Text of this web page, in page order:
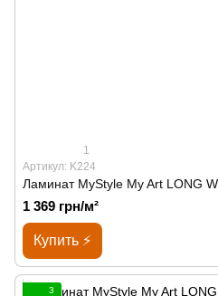
1
Артикул: K224
Ламинат MyStyle My Art LONG
1 369 грн/м²
Купить ⚡
3